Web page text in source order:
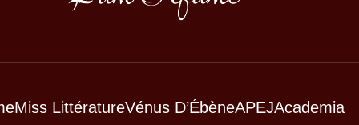
Miss LittératureVénus D’ÉbèneAPEJAcademia